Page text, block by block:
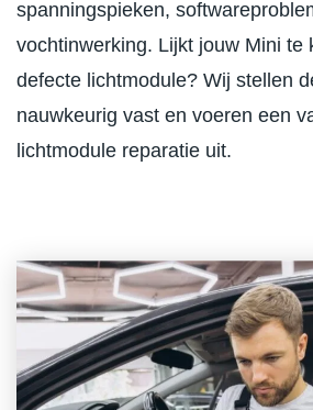
spanningspieken,
vochtinwerking. Lijkt jouw Mini te
defecte lichtmodule? Wij stellen
nauwkeurig vast en voeren een
lichtmodule reparatie uit.